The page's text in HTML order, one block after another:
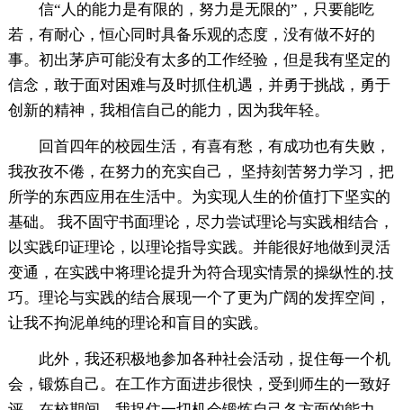
信“人的能力是有限的，努力是无限的”，只要能吃
若，有耐心，恒心同时具备乐观的态度，没有做不好的
事。初出茅庐可能没有太多的工作经验，但是我有坚定的
信念，敢于面对困难与及时抓住机遇，并勇于挑战，勇于
创新的精神，我相信自己的能力，因为我年轻。
回首四年的校园生活，有喜有愁，有成功也有失败，
我孜孜不倦，在努力的充实自己， 坚持刻苦努力学习，把
所学的东西应用在生活中。为实现人生的价值打下坚实的
基础。 我不固守书面理论，尽力尝试理论与实践相结合，
以实践印证理论，以理论指导实践。并能很好地做到灵活
变通，在实践中将理论提升为符合现实情景的操纵性的.技
巧。理论与实践的结合展现一个了更为广阔的发挥空间，
让我不拘泥单纯的理论和盲目的实践。
此外，我还积极地参加各种社会活动，捉住每一个机
会，锻炼自己。在工作方面进步很快，受到师生的一致好